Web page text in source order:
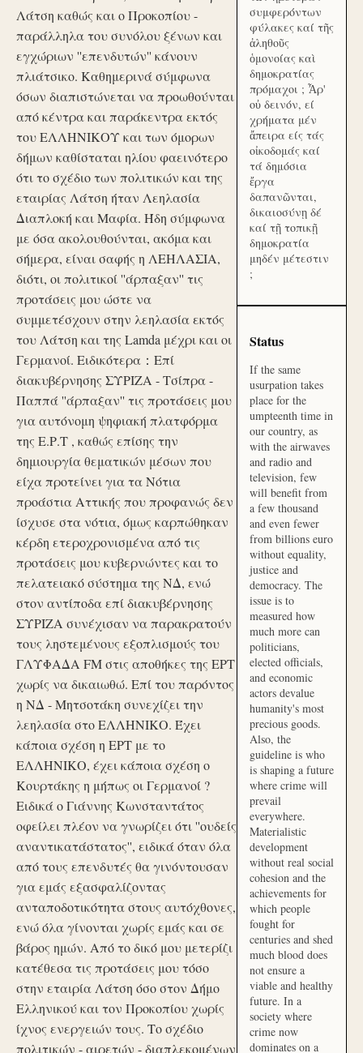
Λάτση καθώς και ο Προκοπίου -
παράλληλα του συνόλου ξένων και
εγχώριων ''επενδυτών'' κάνουν
πλιάτσικο. Καθημερινά σύμφωνα
όσων διαπιστώνεται να προωθούνται
από κέντρα και παράκεντρα εκτός
του ΕΛΛΗΝΙΚΟΥ και των όμορων
δήμων καθίσταται ηλίου φαεινότερο
ότι το σχέδιο των πολιτικών και της
εταιρίας Λάτση ήταν Λεηλασία
Διαπλοκή και Μαφία. Ήδη σύμφωνα
με όσα ακολουθούνται, ακόμα και
σήμερα, είναι σαφής η ΛΕΗΛΑΣΙΑ,
διότι, οι πολιτικοί ''άρπαξαν'' τις
προτάσεις μου ώστε να
συμμετέσχουν στην λεηλασία εκτός
του Λάτση και της Lamda μέχρι και οι
Γερμανοί. Ειδικότερα：Επί
διακυβέρνησης ΣΥΡΙΖΑ - Τσίπρα -
Παππά ''άρπαξαν'' τις προτάσεις μου
για αυτόνομη ψηφιακή πλατφόρμα
της Ε.Ρ.Τ , καθώς επίσης την
δημιουργία θεματικών μέσων που
είχα προτείνει για τα Νότια
προάστια Αττικής που προφανώς δεν
ίσχυσε στα νότια, όμως καρπώθηκαν
κέρδη ετεροχρονισμένα από τις
προτάσεις μου κυβερνώντες και το
πελατειακό σύστημα της ΝΔ, ενώ
στον αντίποδα επί διακυβέρνησης
ΣΥΡΙΖΑ συνέχισαν να παρακρατούν
τους ληστεμένους εξοπλισμούς του
ΓΛΥΦΑΔΑ FM στις αποθήκες της ΕΡΤ
χωρίς να δικαιωθώ. Επί του παρόντος
η ΝΔ - Μητσοτάκη συνεχίζει την
λεηλασία στο ΕΛΛΗΝΙΚΟ. Έχει
κάποια σχέση η ΕΡΤ με το
ΕΛΛΗΝΙΚΟ, έχει κάποια σχέση ο
Κουρτάκης η μήπως οι Γερμανοί ?
Ειδικά ο Γιάννης Κωνσταντάτος
οφείλει πλέον να γνωρίζει ότι ''ουδείς
αναντικατάστατος'', ειδικά όταν όλα
από τους επενδυτές θα γινόντουσαν
για εμάς εξασφαλίζοντας
ανταποδοτικότητα στους αυτόχθονες,
ενώ όλα γίνονται χωρίς εμάς και σε
βάρος ημών. Από το δικό μου μετερίζι
κατέθεσα τις προτάσεις μου τόσο
στην εταιρία Λάτση όσο στον Δήμο
Ελληνικού και τον Προκοπίου χωρίς
ίχνος ενεργειών τους. Το σχέδιο
πολιτικών - αιρετών - διαπλεκομένων
συμφερόντων
φύλακες καί τῆς
ἀληθοῦς
ὁμονοίας καὶ
δημοκρατίας
πρόμαχοι ; Ἆρ'
οὐ δεινόν, εί
χρήματα μέν
ἄπειρα είς τάς
οἰκοδομάς καί
τά δημόσια
ἔργα
δαπανῶνται,
δικαιοσύνῃ δέ
καί τῇ τοπικῇ
δημοκρατία
μηδέν μέτεστιν
;
Status
If the same
usurpation takes
place for the
umpteenth time in
our country, as
with the airwaves
and radio and
television, few
will benefit from
a few thousand
and even fewer
from billions euro
without equality,
justice and
democracy. The
issue is to
measured how
much more can
politicians,
elected officials,
and economic
actors devalue
humanity's most
precious goods.
Also, the
guideline is who
is shaping a future
where crime will
prevail
everywhere.
Materialistic
development
without real social
cohesion and the
achievements for
which people
fought for
centuries and shed
much blood does
not ensure a
viable and healthy
future. In a
society where
crime now
dominates on a